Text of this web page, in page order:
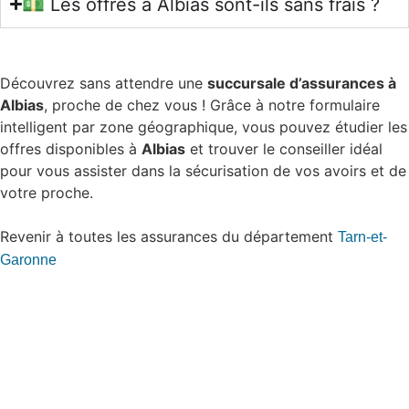
Découvrez sans attendre une succursale d’assurances à
Albias, proche de chez vous ! Grâce à notre formulaire
intelligent par zone géographique, vous pouvez étudier les
offres disponibles à Albias et trouver le conseiller idéal
pour vous assister dans la sécurisation de vos avoirs et de
votre proche.
Revenir à toutes les assurances du département Tarn-et-
Garonne